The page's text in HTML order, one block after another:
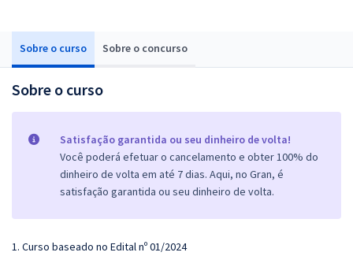
Sobre o curso Sobre o concurso
Sobre o curso
Satisfação garantida ou seu dinheiro de volta!
Você poderá efetuar o cancelamento e obter 100% do
dinheiro de volta em até 7 dias. Aqui, no Gran, é
satisfação garantida ou seu dinheiro de volta.
1. Curso baseado no Edital nº 01/2024